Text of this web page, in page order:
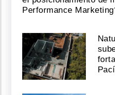
Performance